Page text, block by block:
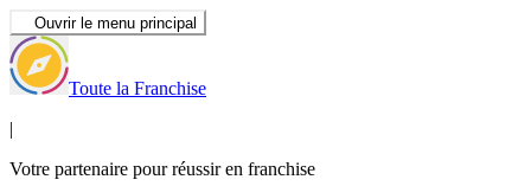
Ouvrir le menu principal
Toute la Franchise
|
Votre partenaire pour réussir en franchise